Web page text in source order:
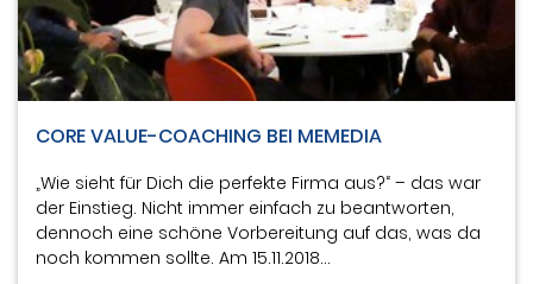
CORE VALUE-COACHING BEI MEMEDIA
„Wie sieht für Dich die perfekte Firma aus?“ – das war
der Einstieg. Nicht immer einfach zu beantworten,
dennoch eine schöne Vorbereitung auf das, was da
noch kommen sollte. Am 15.11.2018…